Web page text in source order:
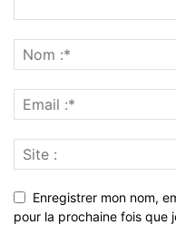
Enregistrer mon nom,
pour la prochaine fois que